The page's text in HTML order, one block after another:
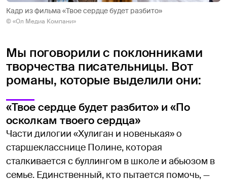
Кадр из фильма «Твое сердце будет разбито»
© «Ол Медиа Компани»
Мы поговорили с поклонниками
творчества писательницы. Вот
романы, которые выделили они:
«Твое сердце будет разбито» и «По
осколкам твоего сердца»
Части дилогии «Хулиган и новенькая» о
старшекласснице Полине, которая
сталкивается с буллингом в школе и абьюзом в
семье. Единственный, кто пытается помочь, —